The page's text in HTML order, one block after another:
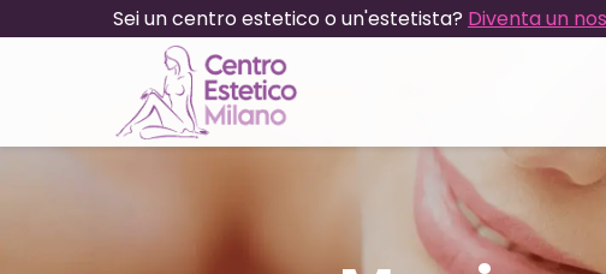
Sei un centro estetico o un'estetista? Diventa un